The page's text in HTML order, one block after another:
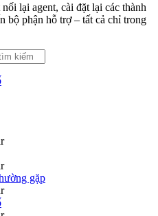
lại agent, cài đặt lại các thành
bộ phận hỗ trợ – tất cả chỉ trong
gặp